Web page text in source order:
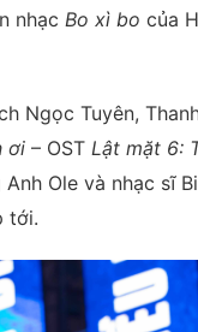
nhạc Bo xì bo của
Ngọc Tuyên,
ơi – OST Lật mặt 6:
Ole và nhạc sĩ
tới.